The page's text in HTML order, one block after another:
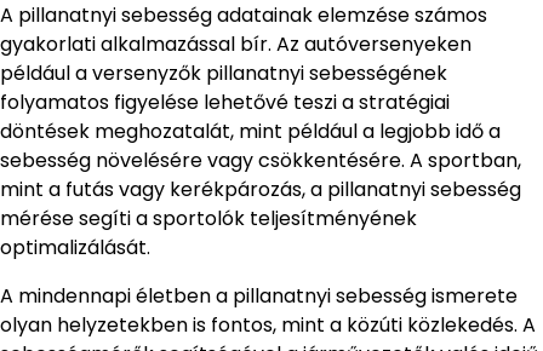
A pillanatnyi sebesség adatainak elemzése számos
gyakorlati alkalmazással bír. Az autóversenyeken
például a versenyzők pillanatnyi sebességének
folyamatos figyelése lehetővé teszi a stratégiai
döntések meghozatalát, mint például a legjobb idő a
sebesség növelésére vagy csökkentésére. A sportban,
mint a futás vagy kerékpározás, a pillanatnyi sebesség
mérése segíti a sportolók teljesítményének
optimalizálását.
A mindennapi életben a pillanatnyi sebesség ismerete
olyan helyzetekben is fontos, mint a közúti közlekedés. A